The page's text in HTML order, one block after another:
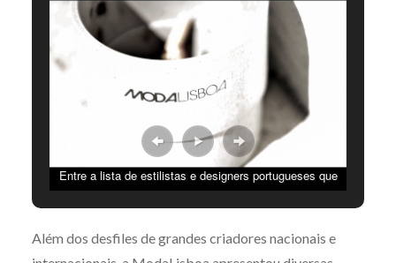
Entre a lista de estilistas e designers portugueses que
Olga Noronha e Filipe Faísca. | ©Joana Oliveira
Além dos desfiles de grandes criadores nacionais e